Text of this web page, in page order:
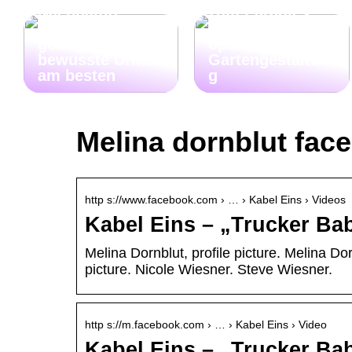
Nachhaltig
bewusste Urlaub
am besten
zum Paradies
Gartengestaltun
g
Melina dornblut
http s://www.facebook.com › … › Kabel Eins › Videos
Kabel Eins – „Trucker
Melina Dornblut, profile picture. Melina
picture. Nicole Wiesner. Steve Wiesner.
http s://m.facebook.com › … › Kabel Eins › Video